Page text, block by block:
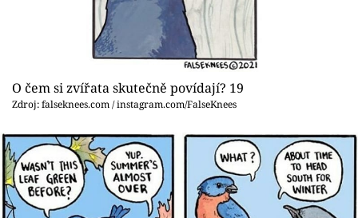
O čem si zvířata skutečně povídají? 19
Zdroj: falseknees.com / instagram.com/FalseKnees